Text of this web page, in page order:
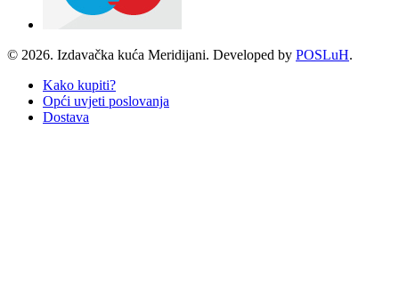
© 2026. Izdavačka kuća Meridijani. Developed by POSLuH.
Kako kupiti?
Opći uvjeti poslovanja
Dostava